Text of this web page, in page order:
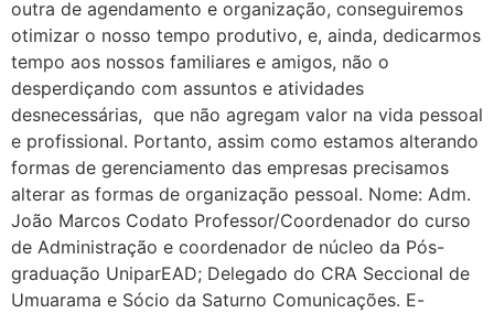
outra de agendamento e organização, conseguiremos
otimizar o nosso tempo produtivo, e, ainda, dedicarmos
tempo aos nossos familiares e amigos, não o
desperdiçando com assuntos e atividades
desnecessárias, que não agregam valor na vida pessoal
e profissional. Portanto, assim como estamos alterando
formas de gerenciamento das empresas precisamos
alterar as formas de organização pessoal. Nome: Adm.
João Marcos Codato Professor/Coordenador do curso
de Administração e coordenador de núcleo da Pós-
graduação UniparEAD; Delegado do CRA Seccional de
Umuarama e Sócio da Saturno Comunicações. E-